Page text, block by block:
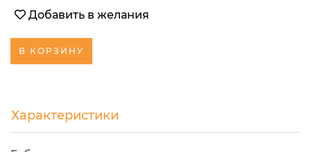
Добавить в желания
В КОРЗИНУ
Характеристики